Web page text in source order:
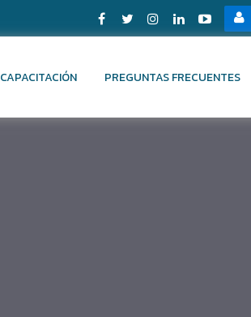
CAPACITACIÓN PREGUNTAS FRECUENTES